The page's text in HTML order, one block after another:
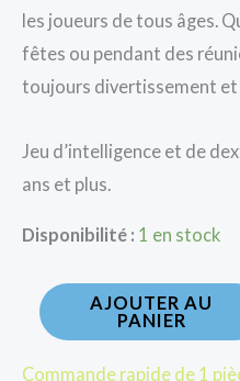
les joueurs de tous âges.
fêtes ou pendant des
toujours divertissement et
Jeu d’intelligence et de
ans et plus.
Disponibilité : 1 en stock
AJOUTER AU
PANIER
Commande rapide de 1